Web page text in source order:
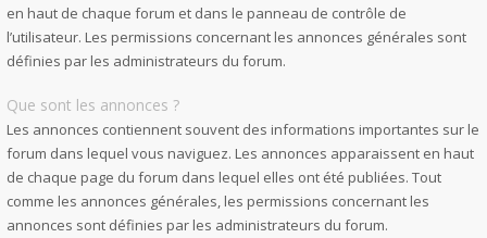
en haut de chaque forum et dans le panneau de contrôle de
l’utilisateur. Les permissions concernant les annonces générales sont
définies par les administrateurs du forum.
Que sont les annonces ?
Les annonces contiennent souvent des informations importantes sur le
forum dans lequel vous naviguez. Les annonces apparaissent en haut
de chaque page du forum dans lequel elles ont été publiées. Tout
comme les annonces générales, les permissions concernant les
annonces sont définies par les administrateurs du forum.